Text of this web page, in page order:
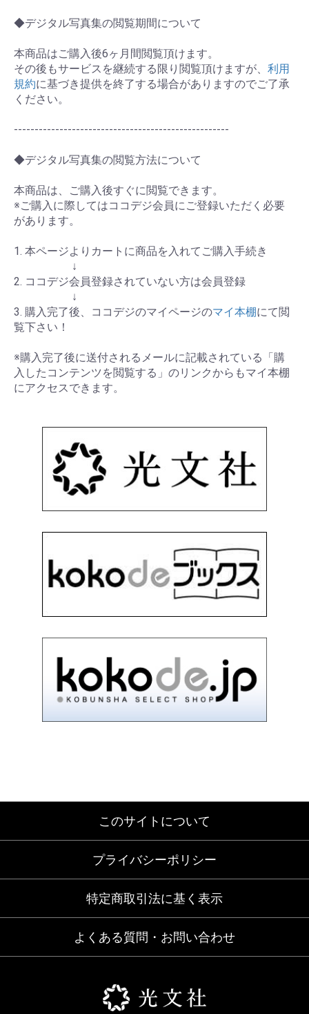
お買い物を続ける
◆デジタル写真集の閲覧期間について
本商品はご購入後6ヶ月間閲覧頂けます。
その後もサービスを継続する限り閲覧頂けますが、 利用
規約に基づき提供を終了する場合がありますのでご了承
ください。
----------------------------------------------------
◆デジタル写真集の閲覧方法について
本商品は、ご購入後すぐに閲覧できます。
※ご購入に際してはココデジ会員にご登録いただく必要
があります。
1. 本ページよりカートに商品を入れてご購入手続き
↓
2. ココデジ会員登録されていない方は会員登録
↓
3. 購入完了後、ココデジのマイページのマイ本棚にて閲
覧下さい！
※購入完了後に送付されるメールに記載されている「購
入したコンテンツを閲覧する」のリンクからもマイ本棚
にアクセスできます。
このサイトについて
プライバシーポリシー
特定商取引法に基く表示
よくある質問・お問い合わせ